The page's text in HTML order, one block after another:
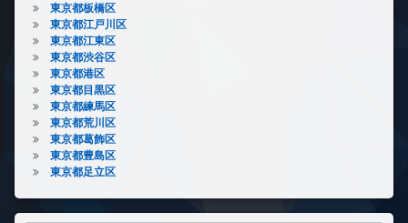
東京都板橋区
東京都江戸川区
東京都江東区
東京都渋谷区
東京都港区
東京都目黒区
東京都練馬区
東京都荒川区
東京都葛飾区
東京都豊島区
東京都足立区